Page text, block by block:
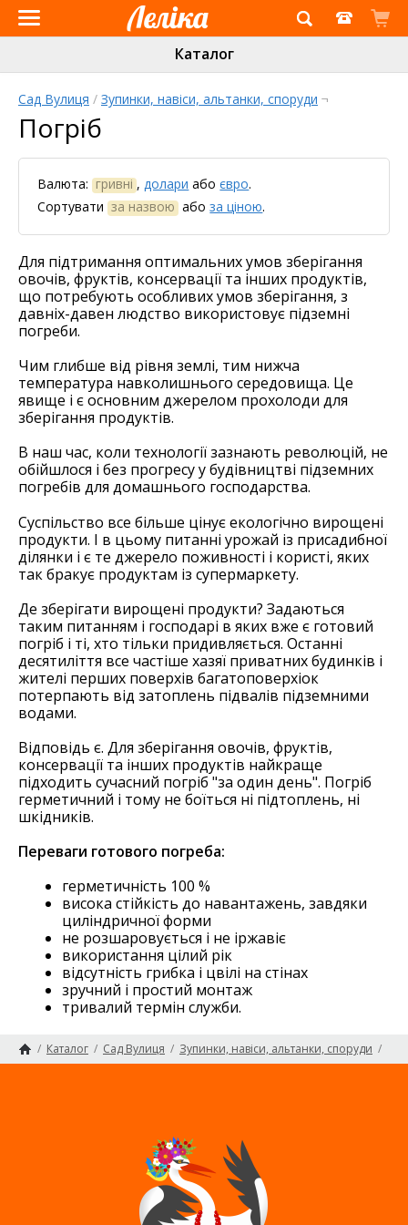
Інтернет-
магазин
«Леліка»
Каталог
Сад Вулиця / Зупинки, навіси, альтанки, споруди ¬
Погріб
Валюта: гривні ,долари абоєвро.
Сортувати за назвою абоза ціною.
Для підтримання оптимальних умов зберігання
овочів, фруктів, консервації та інших продуктів,
що потребують особливих умов зберігання, з
давніх-давен людство використовує підземні
погреби.
Чим глибше від рівня землі, тим нижча
температура навколишнього середовища. Це
явище і є основним джерелом прохолоди для
зберігання продуктів.
В наш час, коли технології зазнають революцій, не
обійшлося і без прогресу у будівництві підземних
погребів для домашнього господарства.
Суспільство все більше цінує екологічно вирощені
продукти. І в цьому питанні урожай із присадибної
ділянки і є те джерело поживності і користі, яких
так бракує продуктам із супермаркету.
Де зберігати вирощені продукти? Задаються
таким питанням і господарі в яких вже є готовий
погріб і ті, хто тільки придивляється. Останні
десятиліття все частіше хазяї приватних будинків і
жителі перших поверхів багатоповерхіок
потерпають від затоплень підвалів підземними
водами.
Відповідь є. Для зберігання овочів, фруктів,
консервації та інших продуктів найкраще
підходить сучасний погріб "за один день". Погріб
герметичний і тому не боїться ні підтоплень, ні
шкідників.
Переваги готового погреба:
герметичність 100 %
висока стійкість до навантажень, завдяки
циліндричної форми
не розшаровується і не іржавіє
використання цілий рік
відсутність грибка і цвілі на стінах
зручний і простий монтаж
тривалий термін служби.
/ Каталог / Сад Вулиця / Зупинки, навіси, альтанки, споруди /